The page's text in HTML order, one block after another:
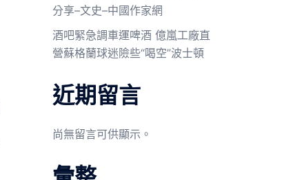
分享–文史–中國作家網
酒吧緊急調車運啤酒 億嵐工廠直
營蘇格蘭球迷險些“喝空”波士頓
近期留言
尚無留言可供顯示。